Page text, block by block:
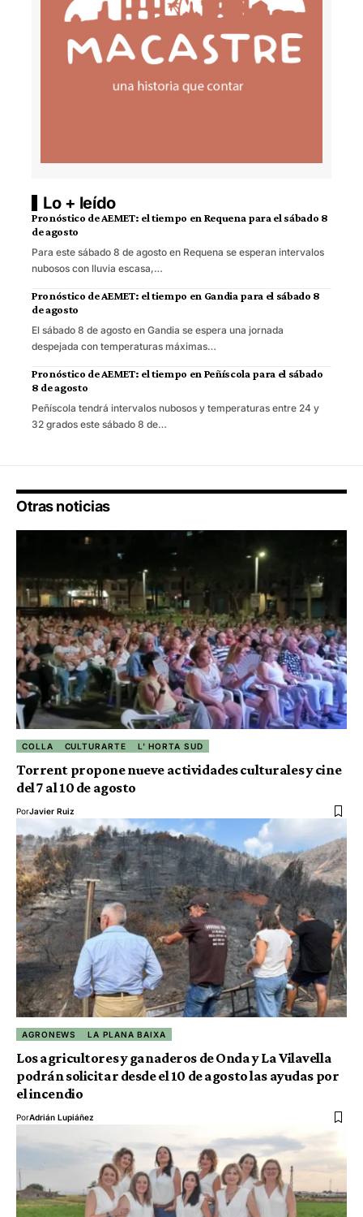
Lo + leído
Pronóstico de AEMET: el tiempo en Requena para el sábado 8
de agosto
Para este sábado 8 de agosto en Requena se esperan intervalos
nubosos con lluvia escasa,…
Pronóstico de AEMET: el tiempo en Gandia para el sábado 8
de agosto
El sábado 8 de agosto en Gandia se espera una jornada
despejada con temperaturas máximas…
Pronóstico de AEMET: el tiempo en Peñíscola para el sábado
8 de agosto
Peñíscola tendrá intervalos nubosos y temperaturas entre 24 y
32 grados este sábado 8 de…
Otras noticias
COLLA CULTURARTE L' HORTA SUD
Torrent propone nueve actividades culturales y cine
del 7 al 10 de agosto
PorJavier Ruiz
AGRONEWS LA PLANA BAIXA
Los agricultores y ganaderos de Onda y La Vilavella
podrán solicitar desde el 10 de agosto las ayudas por
el incendio
PorAdrián Lupiáñez